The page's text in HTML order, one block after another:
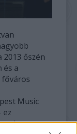
őszén
és a
főváros
Music
ez